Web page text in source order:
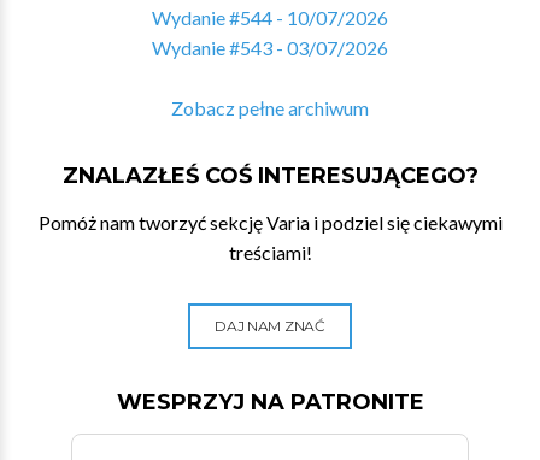
Wydanie #544 - 10/07/2026
Wydanie #543 - 03/07/2026
Zobacz pełne archiwum
ZNALAZŁEŚ COŚ INTERESUJĄCEGO?
Pomóż nam tworzyć sekcję Varia i podziel się ciekawymi
treściami!
DAJ NAM ZNAĆ
WESPRZYJ NA PATRONITE